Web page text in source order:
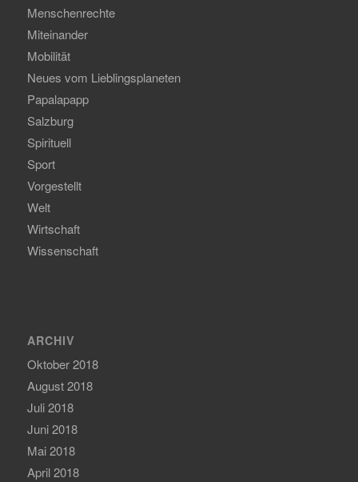
Menschenrechte
Miteinander
Mobilität
Neues vom Lieblingsplaneten
Papalapapp
Salzburg
Spirituell
Sport
Vorgestellt
Welt
Wirtschaft
Wissenschaft
ARCHIV
Oktober 2018
August 2018
Juli 2018
Juni 2018
Mai 2018
April 2018